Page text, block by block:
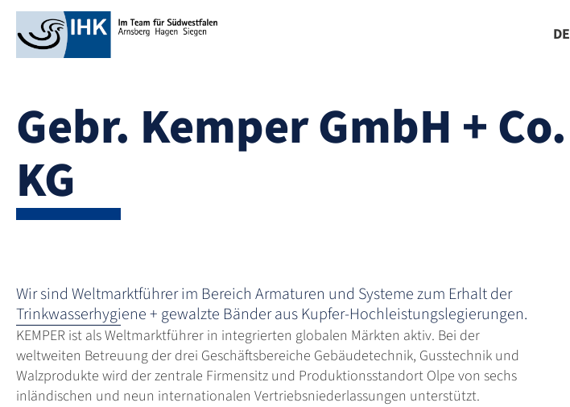
DE
Gebr. Kemper GmbH + Co.
KG
Wir sind Weltmarktführer im Bereich Armaturen und Systeme zum Erhalt der
Trinkwasserhygiene + gewalzte Bänder aus Kupfer-Hochleistungslegierungen.
KEMPER ist als Weltmarktführer in integrierten globalen Märkten aktiv. Bei der
weltweiten Betreuung der drei Geschäftsbereiche Gebäudetechnik, Gusstechnik und
Walzprodukte wird der zentrale Firmensitz und Produktionsstandort Olpe von sechs
inländischen und neun internationalen Vertriebsniederlassungen unterstützt.